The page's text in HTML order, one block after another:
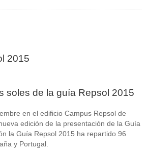
2015
soles de la guía Repsol 2015
en el edificio Campus Repsol de
edición de la presentación de la Guía
la Guía Repsol 2015 ha repartido 96
y Portugal.